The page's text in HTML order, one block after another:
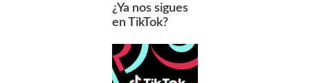
¿Ya nos sigues
en TikTok?